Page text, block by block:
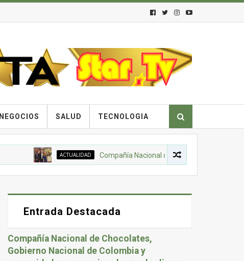
NEGOCIOS SALUD TECNOLOGIA
ACTUALIDAD Compañía Nacional de Chocolates, Gobierno
Entrada Destacada
Compañía Nacional de Chocolates,
Gobierno Nacional de Colombia y